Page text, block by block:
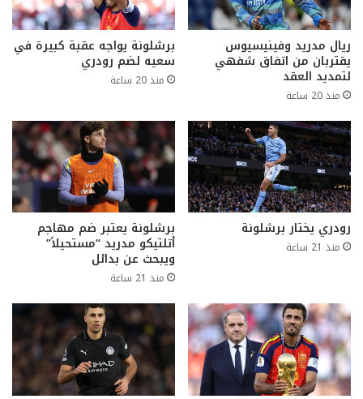
ريال مدريد وفينيسيوس
يقتربان من اتفاق شفهي
لتمديد العقد
منذ 20 ساعة
برشلونة يواجه عقبة كبيرة في
سعيه لضم رودري
منذ 20 ساعة
رودري يختار برشلونة
منذ 21 ساعة
برشلونة يعتبر ضم مهاجم
أتلتيكو مدريد “مستحيلاً”
ويبحث عن بدائل
منذ 21 ساعة